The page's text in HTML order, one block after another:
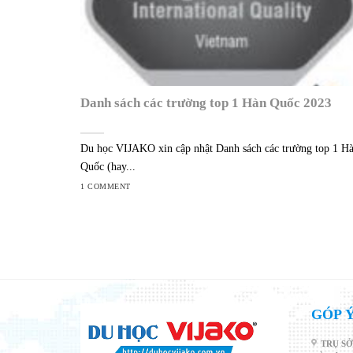
Danh sách các trường top 1 Hàn Quốc 2023
Du học VIJAKO xin cập nhật Danh sách các trường top 1
Quốc (hay...
1 COMMENT
GÓP
TRỤ